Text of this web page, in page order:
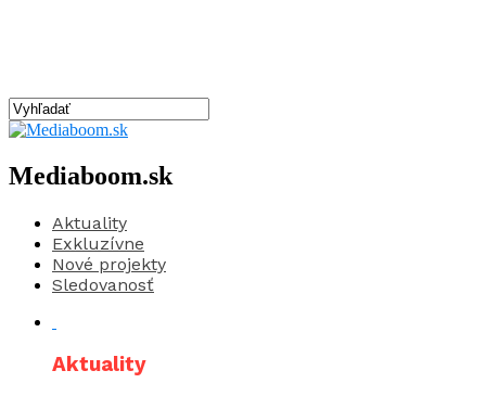
Mediaboom.sk
Aktuality
Exkluzívne
Nové projekty
Sledovanosť
Aktuality